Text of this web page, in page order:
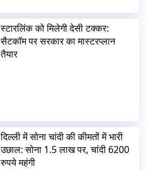
स्टारलिंक को मिलेगी देसी टक्कर:
सैटकॉम पर सरकार का मास्टरप्लान
तैयार
दिल्ली में सोना चांदी की कीमतों में भारी
उछाल: सोना 1.5 लाख पर, चांदी 6200
रुपये महंगी